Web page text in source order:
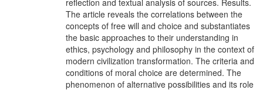
reflection and textual analysis of sources. Results.
The article reveals the correlations between the
concepts of free will and choice and substantiates
the basic approaches to their understanding in
ethics, psychology and philosophy in the context of
modern civilization transformation. The criteria and
conditions of moral choice are determined. The
phenomenon of alternative possibilities and its role